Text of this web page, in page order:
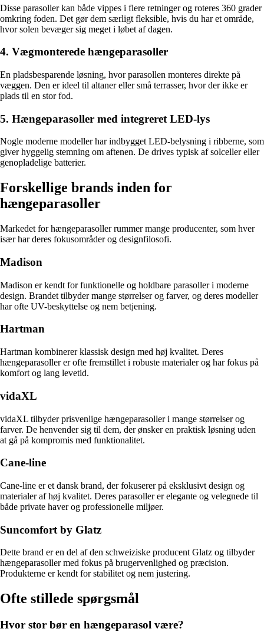
Disse parasoller kan både vippes i flere retninger og roteres 360 grader
omkring foden. Det gør dem særligt fleksible, hvis du har et område,
hvor solen bevæger sig meget i løbet af dagen.
4. Vægmonterede hængeparasoller
En pladsbesparende løsning, hvor parasollen monteres direkte på
væggen. Den er ideel til altaner eller små terrasser, hvor der ikke er
plads til en stor fod.
5. Hængeparasoller med integreret LED-lys
Nogle moderne modeller har indbygget LED-belysning i ribberne, som
giver hyggelig stemning om aftenen. De drives typisk af solceller eller
genopladelige batterier.
Forskellige brands inden for
hængeparasoller
Markedet for hængeparasoller rummer mange producenter, som hver
især har deres fokusområder og designfilosofi.
Madison
Madison er kendt for funktionelle og holdbare parasoller i moderne
design. Brandet tilbyder mange størrelser og farver, og deres modeller
har ofte UV-beskyttelse og nem betjening.
Hartman
Hartman kombinerer klassisk design med høj kvalitet. Deres
hængeparasoller er ofte fremstillet i robuste materialer og har fokus på
komfort og lang levetid.
vidaXL
vidaXL tilbyder prisvenlige hængeparasoller i mange størrelser og
farver. De henvender sig til dem, der ønsker en praktisk løsning uden
at gå på kompromis med funktionalitet.
Cane-line
Cane-line er et dansk brand, der fokuserer på eksklusivt design og
materialer af høj kvalitet. Deres parasoller er elegante og velegnede til
både private haver og professionelle miljøer.
Suncomfort by Glatz
Dette brand er en del af den schweiziske producent Glatz og tilbyder
hængeparasoller med fokus på brugervenlighed og præcision.
Produkterne er kendt for stabilitet og nem justering.
Ofte stillede spørgsmål
Hvor stor bør en hængeparasol være?